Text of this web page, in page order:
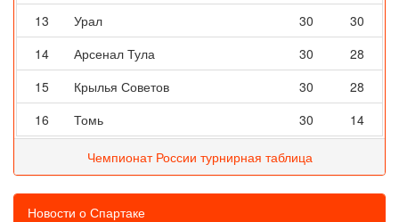
13
Урал 30
30
14
Арсенал Тула 30
28
15
Крылья Советов 30
28
16
Томь 30 14
Чемпионат России турнирная таблица
Новости о Спартаке